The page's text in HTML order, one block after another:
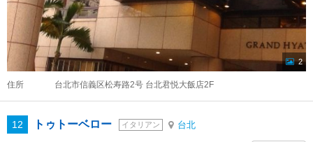
2
住所 台北市信義区松寿路2号 台北君悦大飯店2F
12 トゥトーベロー イタリアン 台北